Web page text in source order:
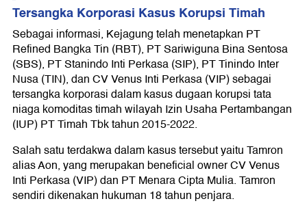
Tersangka Korporasi Kasus Korupsi Timah
Sebagai informasi, Kejagung telah menetapkan PT
Refined Bangka Tin (RBT), PT Sariwiguna Bina Sentosa
(SBS), PT Stanindo Inti Perkasa (SIP), PT Tinindo Inter
Nusa (TIN), dan CV Venus Inti Perkasa (VIP) sebagai
tersangka korporasi dalam kasus dugaan korupsi tata
niaga komoditas timah wilayah Izin Usaha Pertambangan
(IUP) PT Timah Tbk tahun 2015-2022.
Salah satu terdakwa dalam kasus tersebut yaitu Tamron
alias Aon, yang merupakan beneficial owner CV Venus
Inti Perkasa (VIP) dan PT Menara Cipta Mulia. Tamron
sendiri dikenakan hukuman 18 tahun penjara.